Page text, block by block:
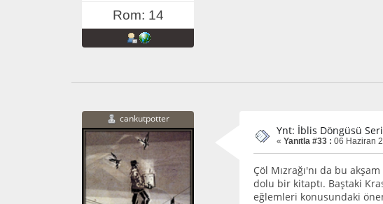
Rom: 14
cankutpotter
Ynt: İblis Döngüsü
« Yanıtla #33 : 06 Haziran
Çöl Mızrağı'nı da bu
dolu bir kitaptı. Baştaki
eğlemleri konusundaki